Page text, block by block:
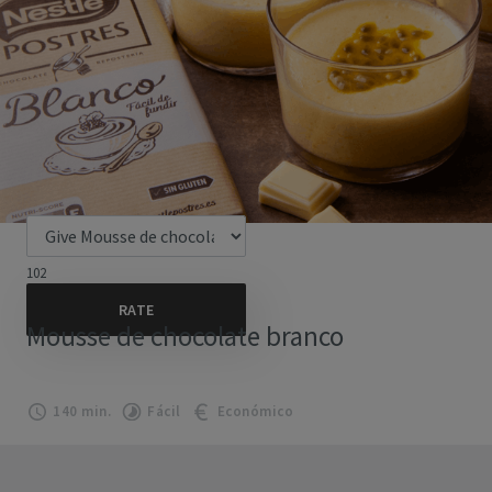
102
Mousse de chocolate branco
140 min. Fácil Económico